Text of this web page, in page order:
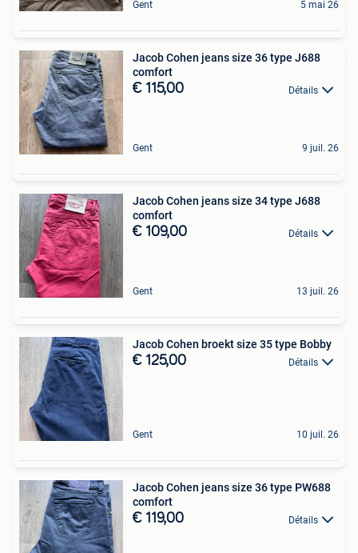
Gent 5 mai 26
Jacob Cohen jeans size 36 type J688
comfort
€ 115,00 Détails
Gent 9 juil. 26
Jacob Cohen jeans size 34 type J688
comfort
€ 109,00 Détails
Gent 13 juil. 26
Jacob Cohen broekt size 35 type Bobby
€ 125,00 Détails
Gent 10 juil. 26
Jacob Cohen jeans size 36 type PW688
comfort
€ 119,00 Détails